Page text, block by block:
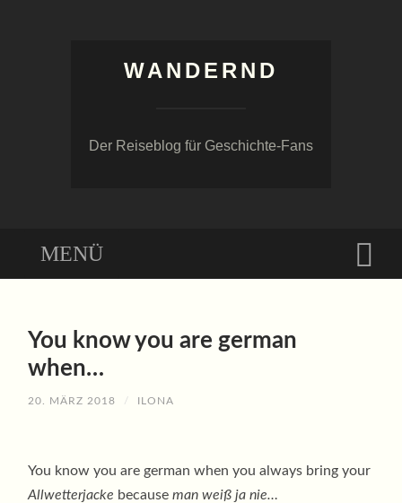
WANDERND
Der Reiseblog für Geschichte-Fans
Menü
SPRINGENYou know you are german
when…
20. MÄRZ 2018 / ILONA
You know you are german when you always bring your
Allwetterjacke becauseman weiß ja nie…